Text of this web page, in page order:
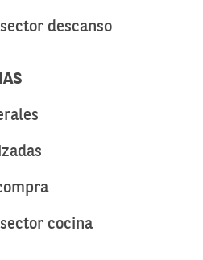
descanso
cocina